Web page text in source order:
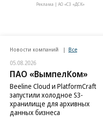
Реклама | АО «СЗ «ДСК»
Новости компаний Все
05.08.2026
ПАО «ВымпелКом»
Beeline Cloud и PlatformCraft
запустили холодное S3-
хранилище для архивных
данных бизнеса